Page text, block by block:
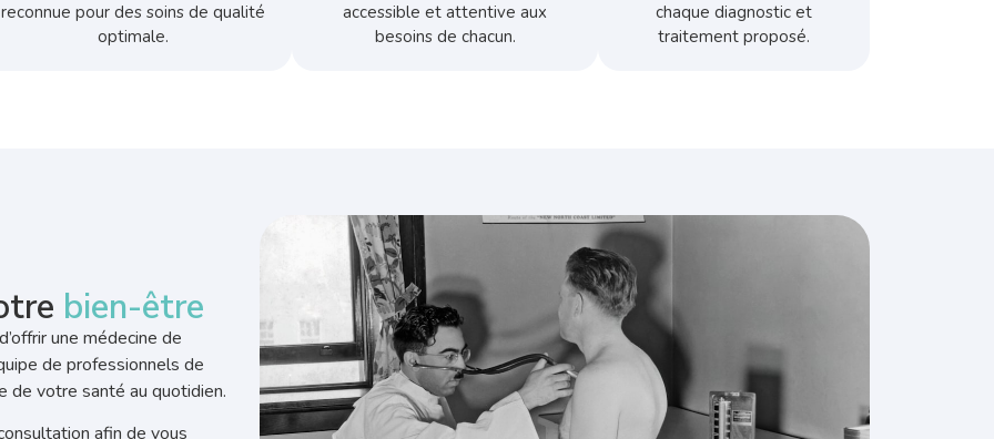
reconnue pour des soins de qualité
optimale.
accessible et attentive aux
besoins de chacun.
chaque diagnostic et
traitement proposé.
bien-être
une médecine de
de professionnels de
de votre santé au quotidien.
afin de vous